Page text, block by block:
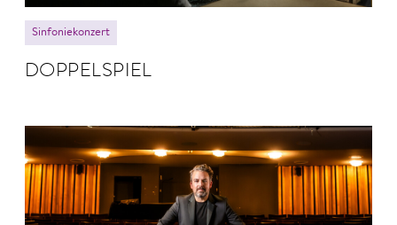
Sinfoniekonzert
DOPPEL­SPIEL